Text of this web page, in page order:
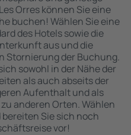
Orres können Sie eine
buchen! Wählen Sie eine
des Hotels sowie die
aus und die
Stornierung der Buchung.
sowohl in der Nähe der
als auch abseits der
Aufenthalt und als
anderen Orten. Wählen
Sie sich noch
vor!